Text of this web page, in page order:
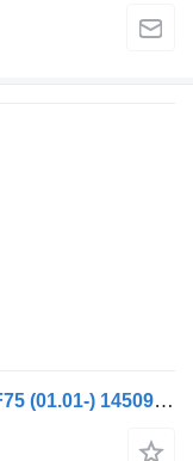
Pompă de ridicare a cabinei DAF CF75 (01.01-) 1450903 pentru cap tractor DAF LF45, LF55, LF180, CF65, CF75, CF85 (2001-)